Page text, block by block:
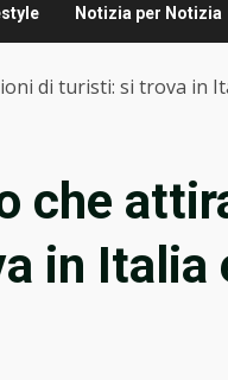
Notizia per Notizia
di turisti: si trova in
che
in Italia